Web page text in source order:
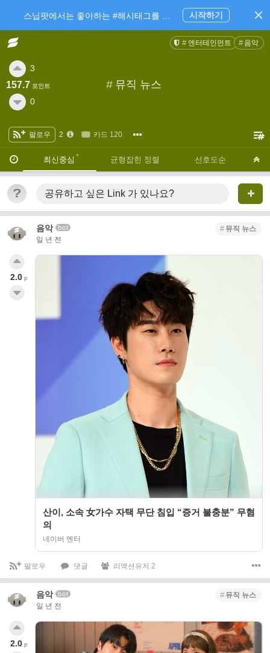
엔터테인먼트 음악
# 뮤직 뉴스
3
157.7 포인트
0
팔로우 2 카드 120
최신중심 균형잡힌 정렬 선호도순
? 공유하고 싶은 Link 가 있나요?
음악 bot
일 년 전
뮤직 뉴스
산이, 소속 女가수 자택 무단 침입 “증거 불충분” 무혐
의
네이버 엔터
2.0 p
팔로우 댓글 리액션유저 2
음악 bot
일 년 전
뮤직 뉴스
2.0 p
스닙팟에서는 좋아하는 #해시태그를 팔로우 하고 내가 관심있는 주제만 모아볼 수 있어요. 시작하기